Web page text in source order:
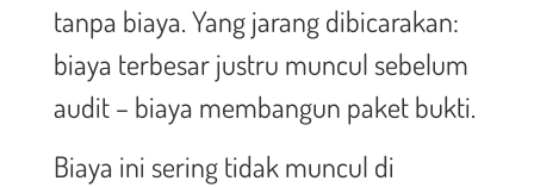
tanpa biaya. Yang jarang dibicarakan:
biaya terbesar justru muncul sebelum
audit – biaya membangun paket bukti.
Biaya ini sering tidak muncul di